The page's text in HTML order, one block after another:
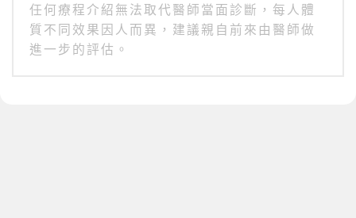
任何療程介紹無法取代醫師當面診斷，每人體
質不同效果因人而異，建議親自前來由醫師做
進一步的評估。